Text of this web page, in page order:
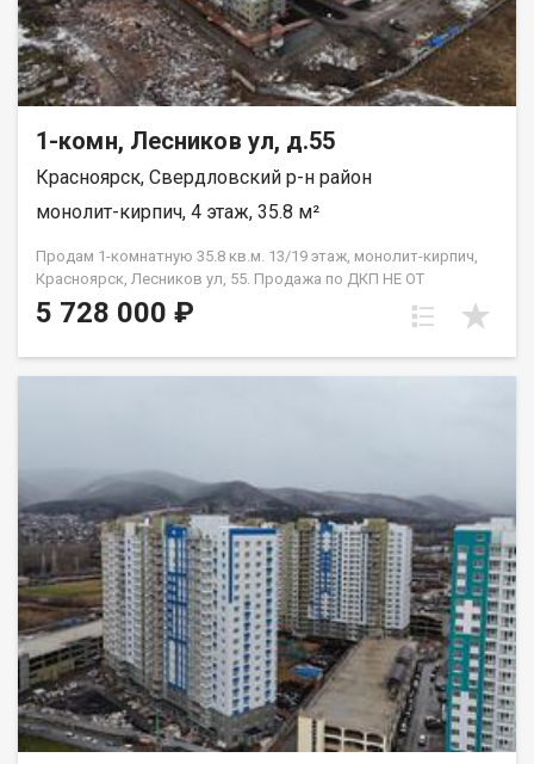
1-комн, Лесников ул, д.55
Красноярск, Свердловский р-н район
монолит-кирпич, 4 этаж, 35.8 м²
Продам 1-комнатную 35.8 кв.м. 13/19 этаж, монолит-кирпич,
Красноярск, Лесников ул, 55. Продажа по ДКП НЕ ОТ
ЗАСТРОЙЩИКА
5 728 000 ₽